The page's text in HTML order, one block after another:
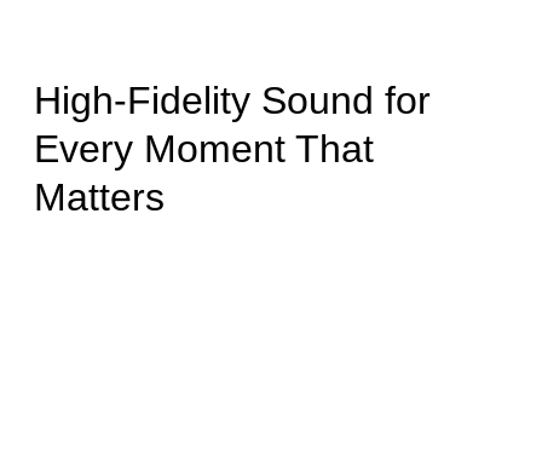
High-Fidelity Sound for
Every Moment That
Matters